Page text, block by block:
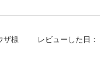
ザ様 レビューした日：